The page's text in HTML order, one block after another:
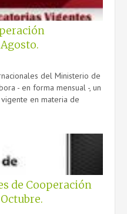
del Ministerio de
- en forma mensual -, un
en materia de
de Cooperación